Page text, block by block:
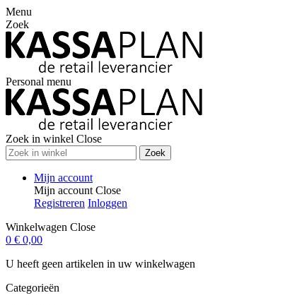
Menu
Zoek
Personal menu
Zoek in winkel Close
Zoek
Mijn account
Mijn account Close
Registreren Inloggen
Winkelwagen Close
0 € 0,00
U heeft geen artikelen in uw winkelwagen
Categorieën